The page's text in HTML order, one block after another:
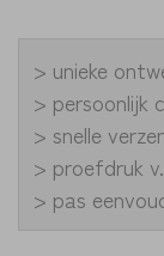
> unieke
> persoonlijk
> snelle
> proefdruk
> pas